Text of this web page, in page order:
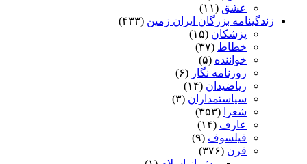
عشق (۱۱)
زندگینامه بزرگان ایران زمین (۴۳۳)
پزشکان (۱۵)
خطاط (۳۷)
خواننده (۵)
روزنامه نگار (۶)
ریاضیدان (۱۴)
سیاستمداران (۳)
شعرا
(۳۵۳)
عارف (۱۴)
فیلسوف (۹)
قرن (۳۷۶)